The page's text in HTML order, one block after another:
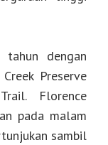
dengan
Preserve
Florence
pada malam
sambil